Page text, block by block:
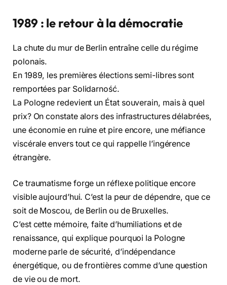
1989 : le retour à la démocratie
La chute du mur de Berlin entraîne celle du régime
polonais.
En 1989, les premières élections semi-libres sont
remportées par Solidarność.
La Pologne redevient un État souverain, mais à quel
prix? On constate alors des infrastructures délabrées,
une économie en ruine et pire encore, une méfiance
viscérale envers tout ce qui rappelle l’ingérence
étrangère.
Ce traumatisme forge un réflexe politique encore
visible aujourd’hui. C’est la peur de dépendre, que ce
soit de Moscou, de Berlin ou de Bruxelles.
C’est cette mémoire, faite d’humiliations et de
renaissance, qui explique pourquoi la Pologne
moderne parle de sécurité, d’indépendance
énergétique, ou de frontières comme d’une question
de vie ou de mort.